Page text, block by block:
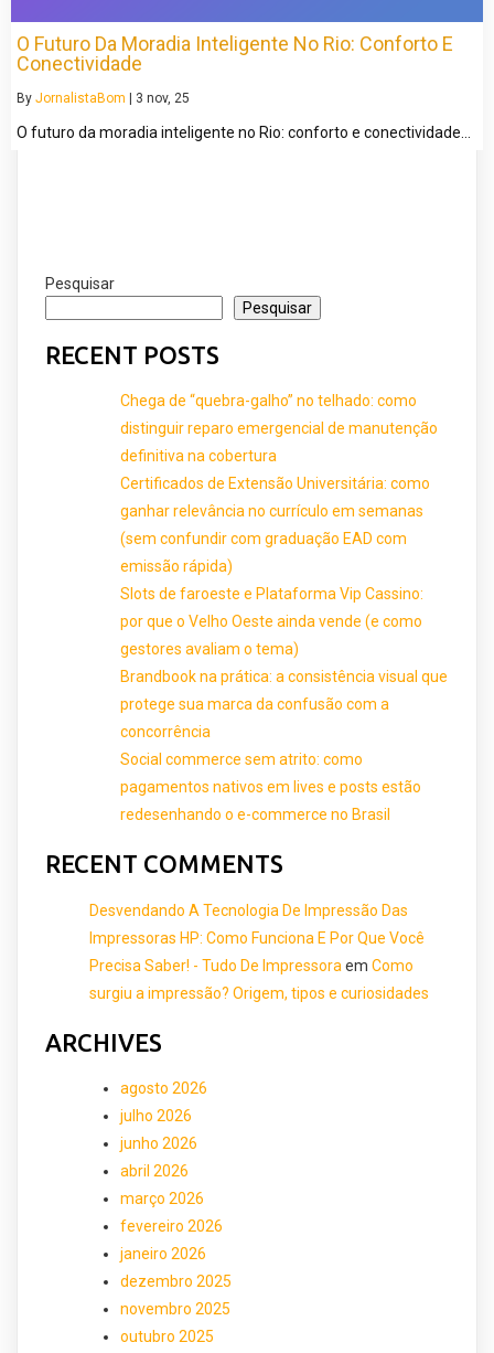
O Futuro Da Moradia Inteligente No Rio: Conforto E
Conectividade
By JornalistaBom 3 nov, 25
O futuro da moradia inteligente no Rio: conforto e conectividade…
Pesquisar
Pesquisar
RECENT POSTS
Chega de “quebra-galho” no telhado: como
distinguir reparo emergencial de manutenção
definitiva na cobertura
Certificados de Extensão Universitária: como
ganhar relevância no currículo em semanas
(sem confundir com graduação EAD com
emissão rápida)
Slots de faroeste e Plataforma Vip Cassino:
por que o Velho Oeste ainda vende (e como
gestores avaliam o tema)
Brandbook na prática: a consistência visual que
protege sua marca da confusão com a
concorrência
Social commerce sem atrito: como
pagamentos nativos em lives e posts estão
redesenhando o e-commerce no Brasil
RECENT COMMENTS
Desvendando A Tecnologia De Impressão Das
Impressoras HP: Como Funciona E Por Que Você
Precisa Saber! - Tudo De Impressora em Como
surgiu a impressão? Origem, tipos e curiosidades
ARCHIVES
agosto 2026
julho 2026
junho 2026
abril 2026
março 2026
fevereiro 2026
janeiro 2026
dezembro 2025
novembro 2025
outubro 2025